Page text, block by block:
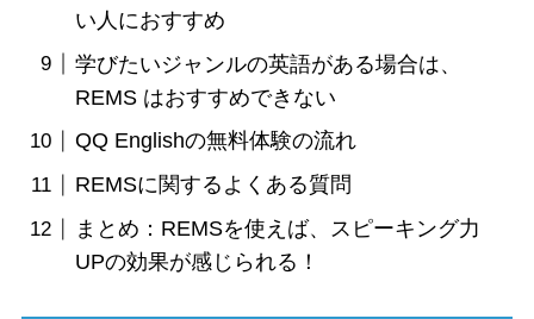
い人におすすめ
学びたいジャンルの英語がある場合は、
REMS はおすすめできない
QQ Englishの無料体験の流れ
REMSに関するよくある質問
まとめ：REMSを使えば、スピーキング力
UPの効果が感じられる！